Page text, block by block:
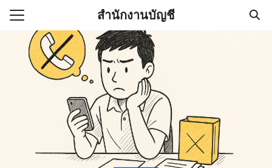
Skip
content
สำนักงานบัญชี
(ไม่มีชื่อ)
านบัญชี (Accounting
ช่วยสำคัญในการบริหาร
Search